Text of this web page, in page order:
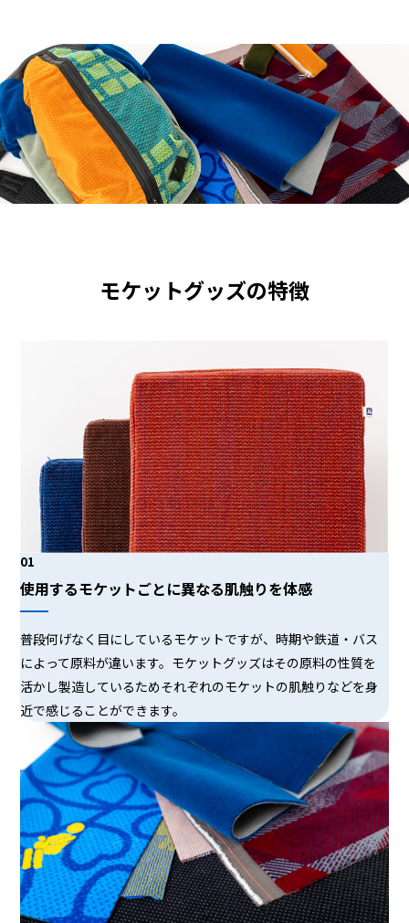
モケットグッズの特徴
01
使用するモケットごとに異なる肌触りを体感
普段何げなく目にしているモケットですが、時期や鉄道・バス
によって原料が違います。モケットグッズはその原料の性質を
活かし製造しているためそれぞれのモケットの肌触りなどを身
近で感じることができます。